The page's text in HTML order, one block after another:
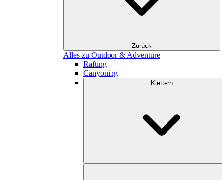
Zurück
Alles zu Outdoor & Adventure
Rafting
Canyoning
Klettern